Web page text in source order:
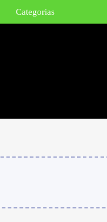
Categorias